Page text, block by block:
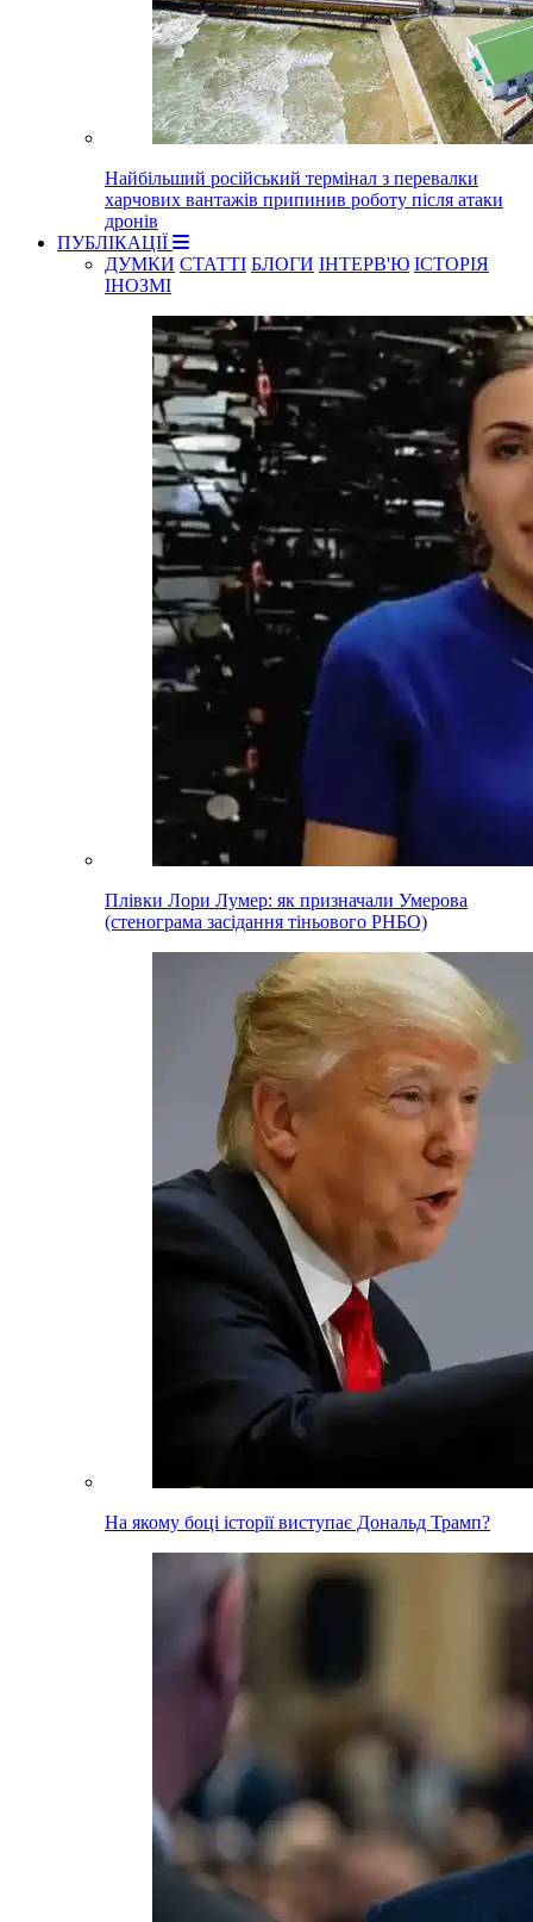
Найбільший російський термінал з перевалки
харчових вантажів припинив роботу після атаки
дронів
ПУБЛІКАЦІЇ
ДУМКИ СТАТТІ БЛОГИ ІНТЕРВ'Ю ІСТОРІЯ
ІНОЗМІ
Плівки Лори Лумер: як призначали Умерова
(стенограма засідання тіньового РНБО)
На якому боці історії виступає Дональд Трамп?